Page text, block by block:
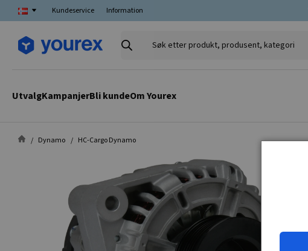
Kundeservice Information
Søk
kategori
UtvalgKampanjerBli kundeOm Yourex
Dynamo HC-Cargo Dynamo